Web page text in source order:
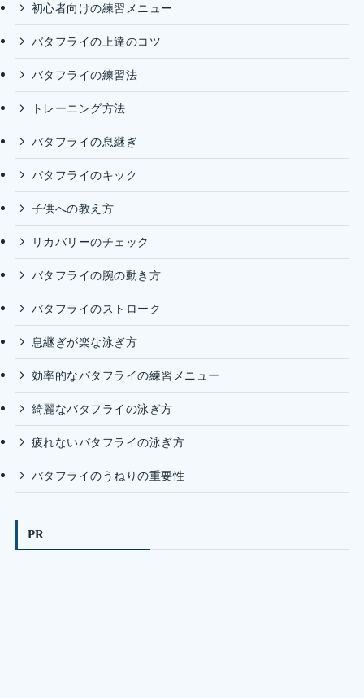
初心者向けの練習メニュー
バタフライの上達のコツ
バタフライの練習法
トレーニング方法
バタフライの息継ぎ
バタフライのキック
子供への教え方
リカバリーのチェック
バタフライの腕の動き方
バタフライのストローク
息継ぎが楽な泳ぎ方
効率的なバタフライの練習メニュー
綺麗なバタフライの泳ぎ方
疲れないバタフライの泳ぎ方
バタフライのうねりの重要性
PR